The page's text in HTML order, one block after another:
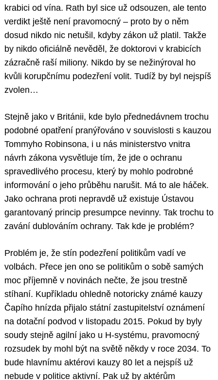
krabici od vína. Rath byl sice už odsouzen, ale tento
verdikt ještě není pravomocný – proto by o něm
dosud nikdo nic netušil, kdyby zákon už platil. Takže
by nikdo oficiálně nevěděl, že doktorovi v krabicích
zázračně raší miliony. Nikdo by se nežinýroval ho
kvůli korupčnímu podezření volit. Tudíž by byl nejspíš
zvolen…
Stejně jako v Británii, kde bylo přednedávnem trochu
podobné opatření pranýřováno v souvislosti s kauzou
Tommyho Robinsona, i u nás ministerstvo vnitra
návrh zákona vysvětluje tím, že jde o ochranu
spravedlivého procesu, který by mohlo podrobné
informování o jeho průběhu narušit. Má to ale háček.
Jako ochrana proti nepravdě už existuje Ústavou
garantovaný princip presumpce nevinny. Tak trochu to
zavání dublováním ochrany. Tak kde je problém?
Problém je, že stín podezření politikům vadí ve
volbách. Přece jen ono se politikům o sobě samých
moc příjemně v novinách nečte, že jsou trestně
stíhaní. Kupříkladu ohledně notoricky známé kauzy
Čapího hnízda přijalo státní zastupitelství oznámení
na dotační podvod v listopadu 2015. Pokud by byly
soudy stejně agilní jako u H-systému, pravomocný
rozsudek by mohl být na světě někdy v roce 2034. To
bude hlavnímu aktérovi kauzy 80 let a nejspíš už
nebude v politice aktivní. Pak už by aktérům